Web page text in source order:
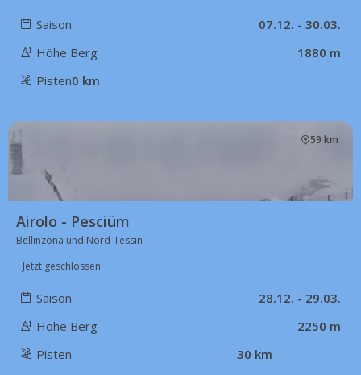
Saison
07.12. - 30.03.
Höhe Berg
1880 m
Pisten0 km
59 km
Airolo - Pesciüm
Bellinzona und Nord-Tessin
Jetzt geschlossen
Saison
28.12. - 29.03.
Höhe Berg
2250 m
Pisten
30 km